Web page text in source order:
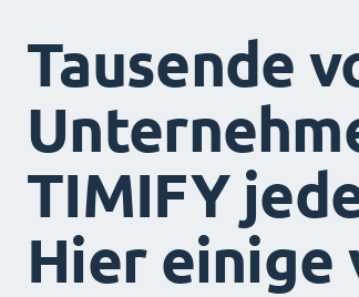
Tausende
TIMIFY
Hier einige